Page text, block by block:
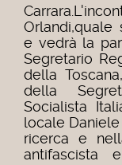
Orlandi,quale
e vedrà la
Segretario
della
della
Socialista
locale
ricerca e
antifascista